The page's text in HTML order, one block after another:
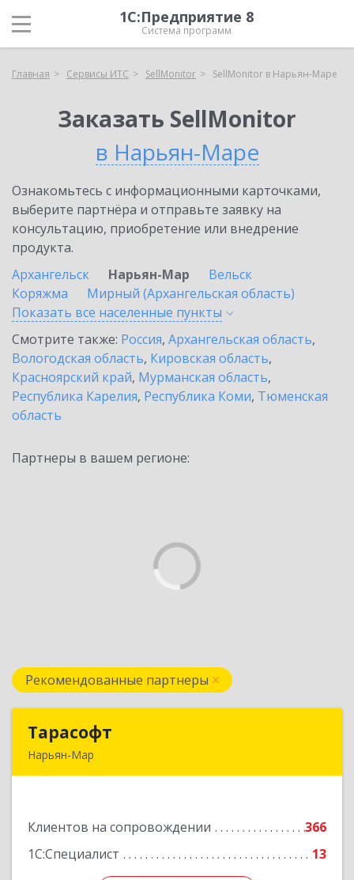
1С:Предприятие 8
Система программ
Главная Сервисы ИТС SellMonitor SellMonitor в Нарьян-Маре
Заказать SellMonitor
в Нарьян-Маре
Ознакомьтесь с информационными карточками,
выберите партнёра и отправьте заявку на
консультацию, приобретение или внедрение
продукта.
Архангельск
Нарьян-Мар
Вельск
Коряжма
Мирный (Архангельская область)
Показать все населенные пункты
Смотрите также: Россия, Архангельская область,
Вологодская область, Кировская область,
Красноярский край, Мурманская область,
Республика Карелия, Республика Коми, Тюменская
область
Партнеры в вашем регионе:
Рекомендованные партнеры
Тарасофт
Нарьян-Мар
Клиентов на сопровождении
366
1С:Специалист
13
Подробнее